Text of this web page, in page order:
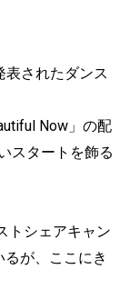
されたダンス
Now」の配
スタートを飾る
トシェアキャン
が、ここにき